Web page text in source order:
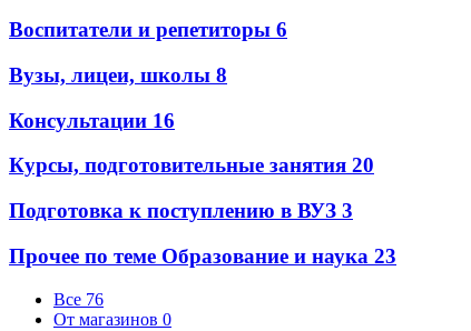
Воспитатели и репетиторы 6
Вузы, лицеи, школы 8
Консультации 16
Курсы, подготовительные занятия 20
Подготовка к поступлению в ВУЗ 3
Прочее по теме Образование и наука 23
Все 76
От магазинов 0